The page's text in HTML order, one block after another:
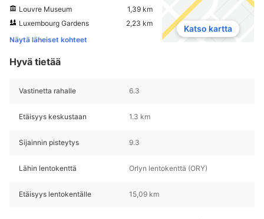
Louvre Museum
1,39 km
Luxembourg Gardens
2,23 km
Näytä läheiset kohteet
Katso kartta
Hyvä tietää
Vastinetta rahalle 6.3
Etäisyys keskustaan 1.3 km
Sijainnin pisteytys 9.3
Lähin lentokenttä Orlyn lentokenttä (ORY)
Etäisyys lentokentälle 15,09 km